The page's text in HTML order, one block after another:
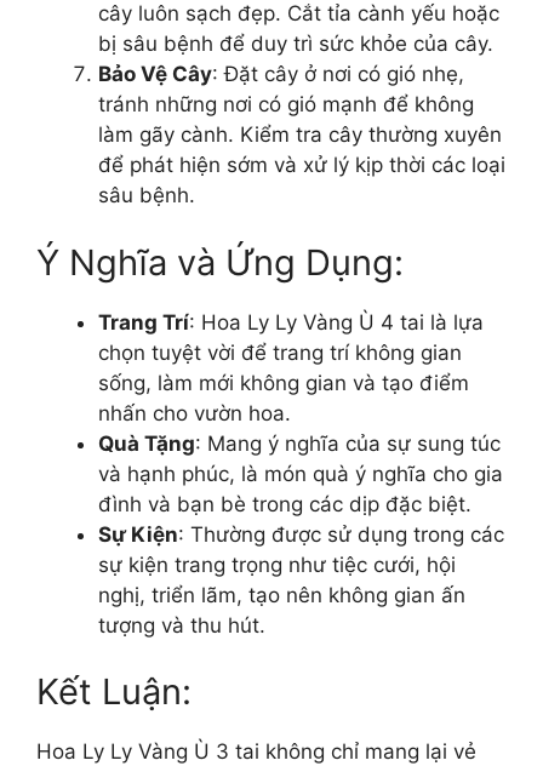
cây luôn sạch đẹp. Cắt tỉa cành yếu hoặc
bị sâu bệnh để duy trì sức khỏe của cây.
Bảo Vệ Cây: Đặt cây ở nơi có gió nhẹ,
tránh những nơi có gió mạnh để không
làm gãy cành. Kiểm tra cây thường xuyên
để phát hiện sớm và xử lý kịp thời các loại
sâu bệnh.
Ý Nghĩa và Ứng Dụng:
Trang Trí: Hoa Ly Ly Vàng Ù 4 tai là lựa
chọn tuyệt vời để trang trí không gian
sống, làm mới không gian và tạo điểm
nhấn cho vườn hoa.
Quà Tặng: Mang ý nghĩa của sự sung túc
và hạnh phúc, là món quà ý nghĩa cho gia
đình và bạn bè trong các dịp đặc biệt.
Sự Kiện: Thường được sử dụng trong các
sự kiện trang trọng như tiệc cưới, hội
nghị, triển lãm, tạo nên không gian ấn
tượng và thu hút.
Kết Luận:
Hoa Ly Ly Vàng Ù 3 tai không chỉ mang lại vẻ